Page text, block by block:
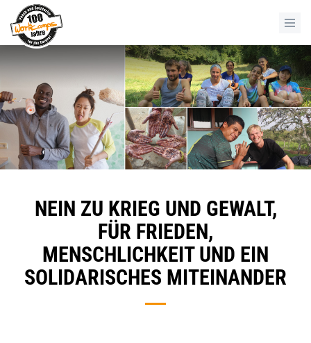
NEIN ZU KRIEG UND GEWALT,
FÜR FRIEDEN,
MENSCHLICHKEIT UND EIN
SOLIDARISCHES MITEINANDER